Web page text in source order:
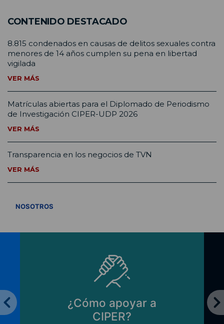
CONTENIDO DESTACADO
8.815 condenados en causas de delitos sexuales contra
menores de 14 años cumplen su pena en libertad
vigilada
VER MÁS
Matrículas abiertas para el Diplomado de Periodismo
de Investigación CIPER-UDP 2026
VER MÁS
Transparencia en los negocios de TVN
VER MÁS
NOSOTROS
¿Cómo apoyar a
CIPER?